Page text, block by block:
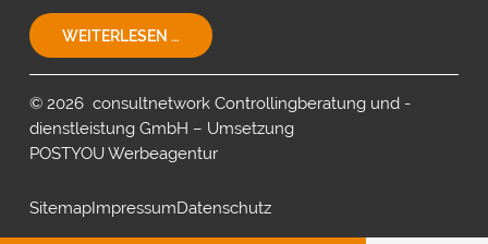
WEITERLESEN …
STEUERUNGSKONZEPT
UNTERNEHMEN!
© 2026 consultnetwork Controllingberatung und -
dienstleistung GmbH – Umsetzung
POSTYOU Werbeagentur
SitemapImpressumDatenschutz